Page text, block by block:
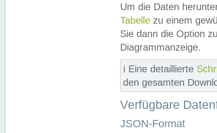
Um die Daten
Tabelle zu einem
Sie dann die Option
Diagrammanzeige.
ℹ️ Eine detaillierte
den gesamten
Verfügbare
JSON-Format